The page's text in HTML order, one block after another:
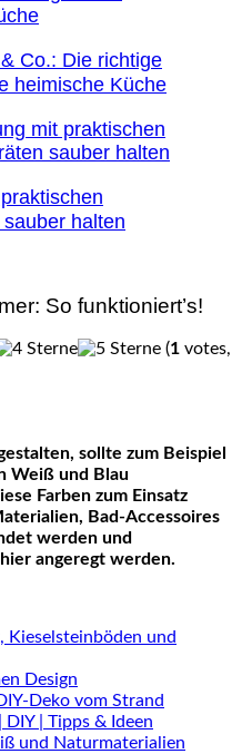
Co.: Die richtige
heimische Küche
halten
So funktioniert’s!
(1 votes,
Weiß und Blau
Farben zum Einsatz
Bad-Accessoires
werden und
angeregt werden.
und
Design
Deko vom Strand
| Tipps & Ideen
und Naturmaterialien